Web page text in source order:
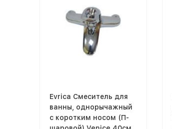
Evrica Смеситель для
ванны, однорычажный
с коротким носом (П-